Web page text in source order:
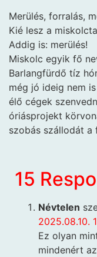
Merülés, forralás,
Kié lesz a
Addig is: merülés!
Miskolc egyik fő
Barlangfürdő tíz
még jó ideig nem
élő cégek
óriásprojekt
szobás szállodát a
15
Névtelen
2025.08.10.
Ez olyan
mindenért